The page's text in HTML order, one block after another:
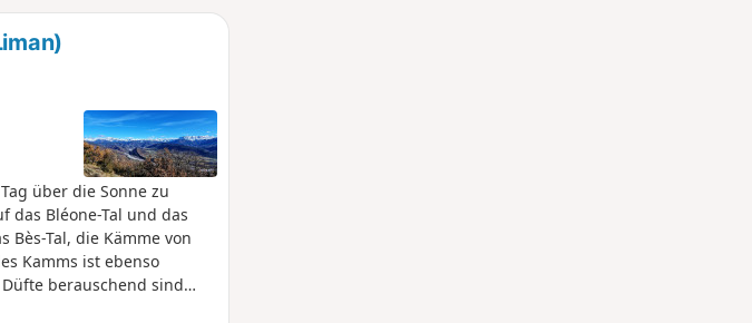
über die Sonne zu
Bléone-Tal und das
Bès-Tal, die Kämme von
Kamms ist ebenso
berauschend sind